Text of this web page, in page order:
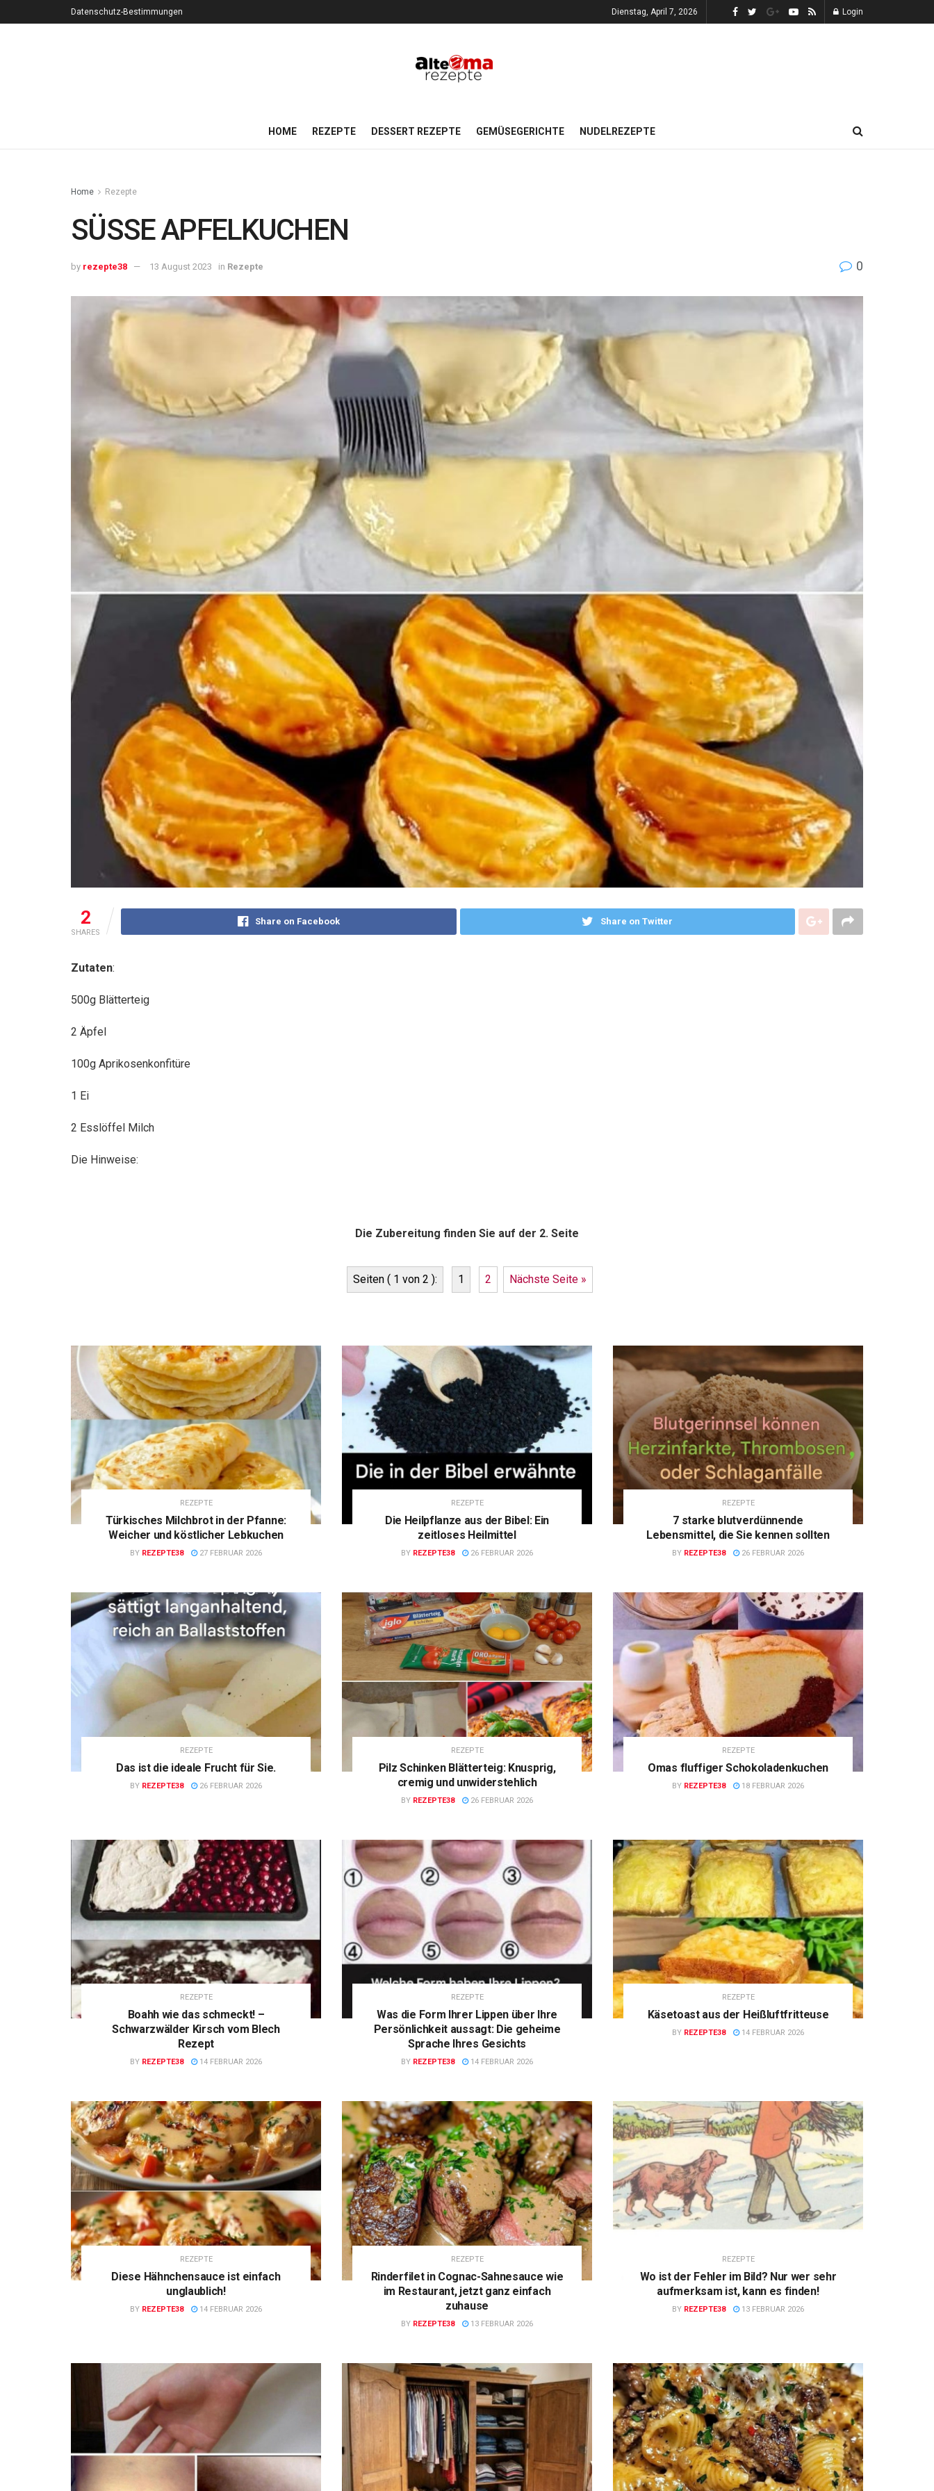
Datenschutz-Bestimmungen Dienstag, April 7, 2026 Login
HOME REZEPTE DESSERT REZEPTE GEMÜSEGERICHTE NUDELREZEPTE
Home Rezepte
SÜSSE APFELKUCHEN
by rezepte38 13 August 2023 in Rezepte 0
2
SHARES
Share on Facebook Share on Twitter
Zutaten:
500g Blätterteig
2 Äpfel
100g Aprikosenkonfitüre
1 Ei
2 Esslöffel Milch
Die Hinweise:
Die Zubereitung finden Sie auf der 2. Seite
Seiten ( 1 von 2 ): 1 2 Nächste Seite »
REZEPTE
Türkisches Milchbrot in der Pfanne:
Weicher und köstlicher Lebkuchen
BY REZEPTE38 27 FEBRUAR 2026
REZEPTE
Die Heilpflanze aus der Bibel: Ein
zeitloses Heilmittel
BY REZEPTE38 26 FEBRUAR 2026
REZEPTE
7 starke blutverdünnende
Lebensmittel, die Sie kennen sollten
BY REZEPTE38 26 FEBRUAR 2026
REZEPTE
Das ist die ideale Frucht für Sie.
BY REZEPTE38 26 FEBRUAR 2026
REZEPTE
Pilz Schinken Blätterteig: Knusprig,
cremig und unwiderstehlich
BY REZEPTE38 26 FEBRUAR 2026
REZEPTE
Omas fluffiger Schokoladenkuchen
BY REZEPTE38 18 FEBRUAR 2026
REZEPTE
Boahh wie das schmeckt! –
Schwarzwälder Kirsch vom Blech
Rezept
BY REZEPTE38 14 FEBRUAR 2026
REZEPTE
Was die Form Ihrer Lippen über Ihre
Persönlichkeit aussagt: Die geheime
Sprache Ihres Gesichts
BY REZEPTE38 14 FEBRUAR 2026
REZEPTE
Käsetoast aus der Heißluftfritteuse
BY REZEPTE38 14 FEBRUAR 2026
REZEPTE
Diese Hähnchensauce ist einfach
unglaublich!
BY REZEPTE38 14 FEBRUAR 2026
REZEPTE
Rinderfilet in Cognac-Sahnesauce wie
im Restaurant, jetzt ganz einfach
zuhause
BY REZEPTE38 13 FEBRUAR 2026
REZEPTE
Wo ist der Fehler im Bild? Nur wer sehr
aufmerksam ist, kann es finden!
BY REZEPTE38 13 FEBRUAR 2026